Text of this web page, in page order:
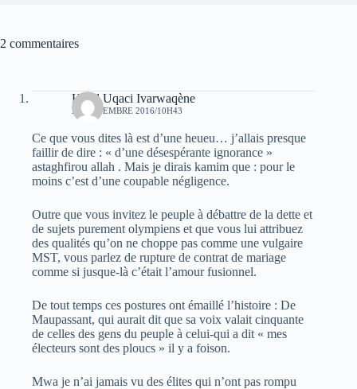
2 commentaires
Hend Uqaci Ivarwaqène
24 NOVEMBRE 2016/10H43
Ce que vous dites là est d’une heueu… j’allais presque
faillir de dire : « d’une désespérante ignorance »
astaghfirou allah . Mais je dirais kamim que : pour le
moins c’est d’une coupable négligence.
Outre que vous invitez le peuple à débattre de la dette et
de sujets purement olympiens et que vous lui attribuez
des qualités qu’on ne choppe pas comme une vulgaire
MST, vous parlez de rupture de contrat de mariage
comme si jusque-là c’était l’amour fusionnel.
De tout temps ces postures ont émaillé l’histoire : De
Maupassant, qui aurait dit que sa voix valait cinquante
de celles des gens du peuple à celui-qui a dit « mes
électeurs sont des ploucs » il y a foison.
Mwa je n’ai jamais vu des élites qui n’ont pas rompu